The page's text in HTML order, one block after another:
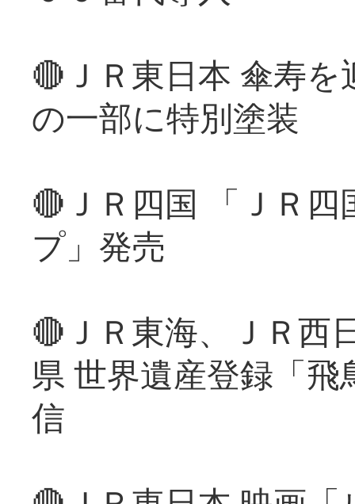
🔴ＪＲ東日本 傘寿
の一部に特別塗装
🔴ＪＲ四国 「ＪＲ
プ」発売
🔴ＪＲ東海、ＪＲ西
県 世界遺産登録「
信